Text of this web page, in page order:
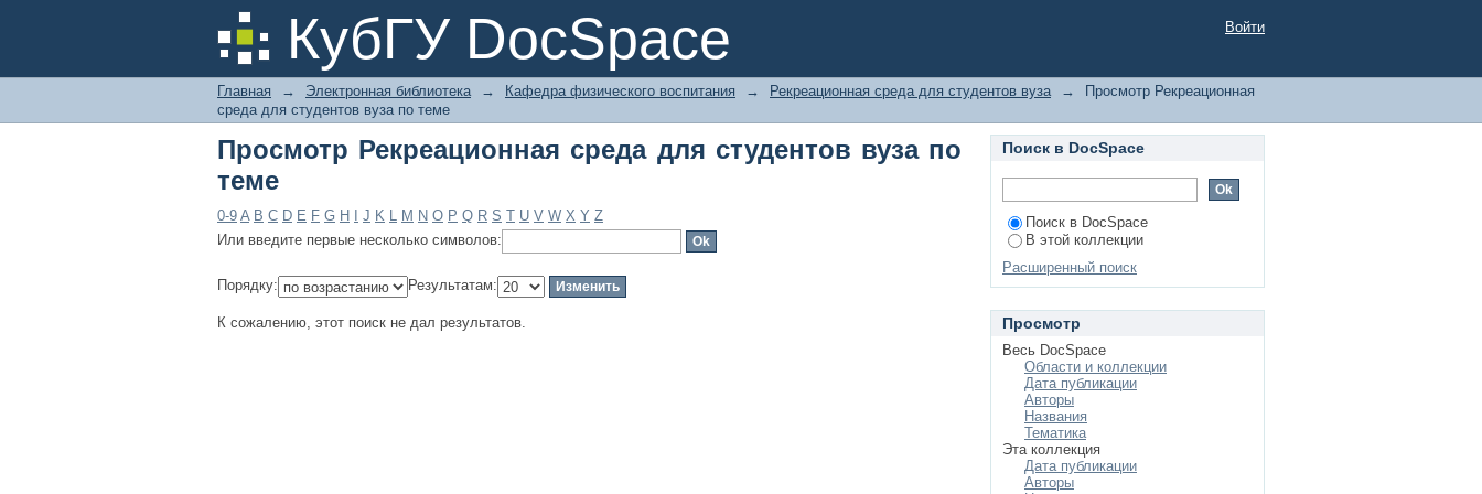
КубГУ DocSpace
Просмотр Рекреационная среда для студентов вуза по теме Войти
Главная → Электронная библиотека → Кафедра физического воспитания → Рекреационная среда для студентов вуза →
Просмотр Рекреационная
среда для студентов вуза по теме
Просмотр Рекреационная среда для студентов вуза по
теме
0-9 A B C D E F G H J K L M N O P Q R S T U V W X Y Z
Или введите первые несколько символов:
Порядку: Результатам:
К сожалению, этот поиск не дал результатов.
Поиск в DocSpace
Поиск в DocSpace
В этой коллекции
Расширенный поиск
Просмотр
Весь DocSpace
Области и коллекции
Дата публикации
Авторы
Названия
Тематика
Эта коллекция
Дата публикации
Авторы